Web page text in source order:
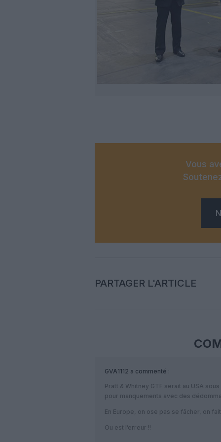
Vous
PARTAGER L'ARTICLE
GVA1112 a commenté :
Pratt & Whitney GTF serait au USA
pour manquements avec des
En Europe, on ose pas se fâcher, on
Ou est l’erreur !!